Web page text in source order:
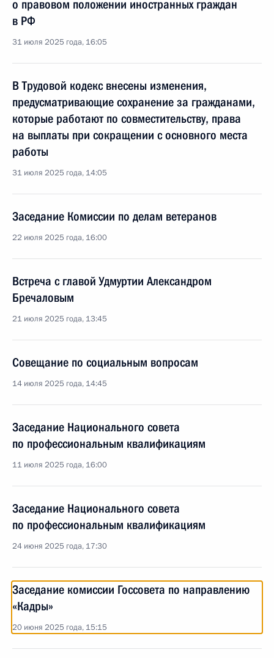
о правовом положении иностранных граждан
в РФ
31 июля 2025 года, 16:05
В Трудовой кодекс внесены изменения,
предусматривающие сохранение за гражданами,
которые работают по совместительству, права
на выплаты при сокращении с основного места
работы
31 июля 2025 года, 14:05
Заседание Комиссии по делам ветеранов
22 июля 2025 года, 16:00
Встреча с главой Удмуртии Александром
Бречаловым
21 июля 2025 года, 13:45
Совещание по социальным вопросам
14 июля 2025 года, 14:45
Заседание Национального совета
по профессиональным квалификациям
11 июля 2025 года, 16:00
Заседание Национального совета
по профессиональным квалификациям
24 июня 2025 года, 17:30
Заседание комиссии Госсовета по направлению
«Кадры»
20 июня 2025 года, 15:15